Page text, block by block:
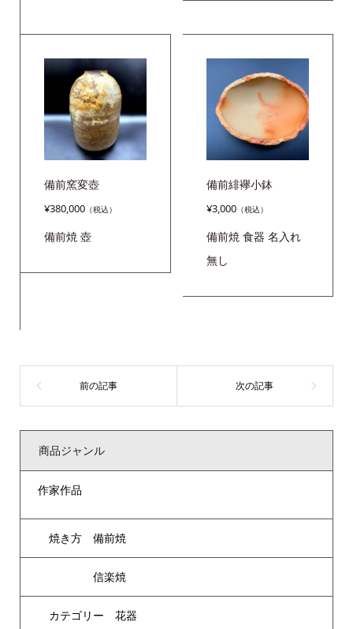
備前窯変壺
¥380,000
備前焼 壺
備前緋襷小鉢
¥3,000
備前焼 食器 名入れ
無し
商品ジャンル
作家作品
焼き方 備前焼
信楽焼
カテゴリー 花器